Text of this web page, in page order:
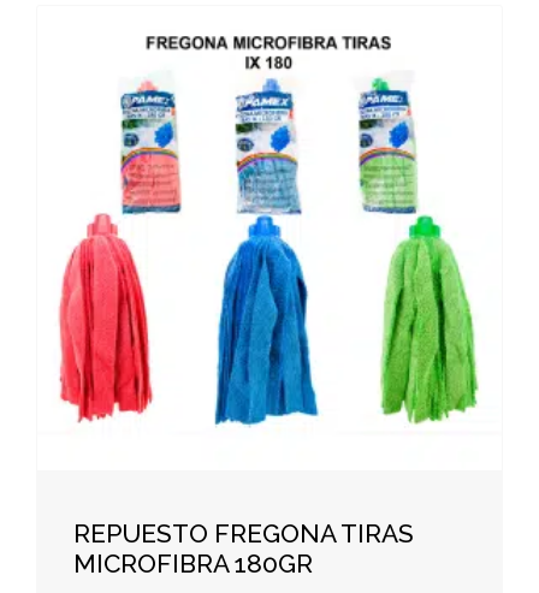
REPUESTO FREGONA TIRAS
MICROFIBRA 180GR